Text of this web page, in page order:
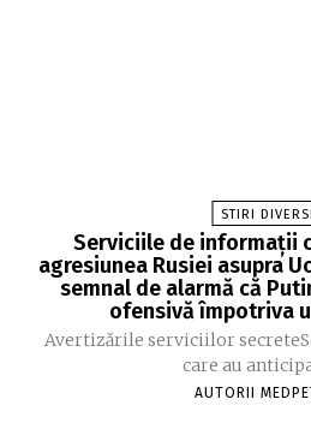
STIRI
Serviciile de informații
agresiunea Rusiei asupra
semnal de alarmă că
ofensivă împotriva
Avertizările serviciilor
care au
AUTORII